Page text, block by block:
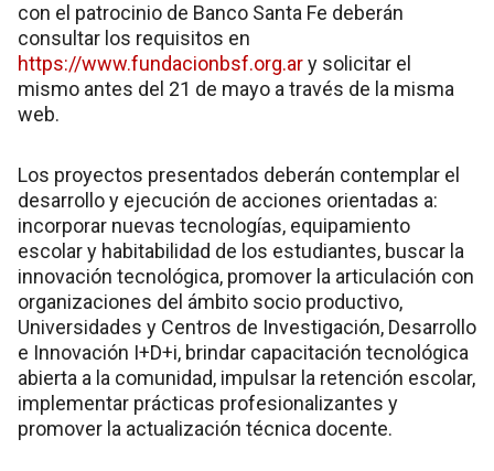
con el patrocinio de Banco Santa Fe deberán
consultar los requisitos en
https://www.fundacionbsf.org.ary solicitar el
mismo antes del 21 de mayo a través de la misma
web.
Los proyectos presentados deberán contemplar el
desarrollo y ejecución de acciones orientadas a:
incorporar nuevas tecnologías, equipamiento
escolar y habitabilidad de los estudiantes, buscar la
innovación tecnológica, promover la articulación con
organizaciones del ámbito socio productivo,
Universidades y Centros de Investigación, Desarrollo
e Innovación I+D+i, brindar capacitación tecnológica
abierta a la comunidad, impulsar la retención escolar,
implementar prácticas profesionalizantes y
promover la actualización técnica docente.